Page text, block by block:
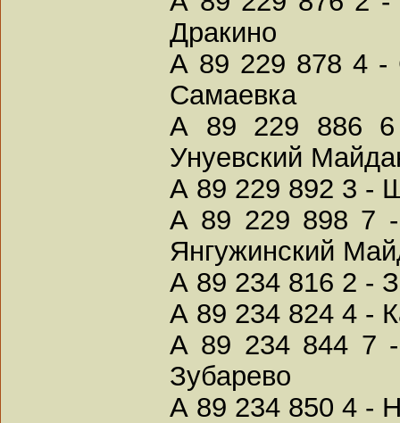
Дракино
А 89 229 878 4 -
Самаевка
А 89 229 886 6
Унуевский
А 89 229 892 3 -
А 89 229 898 7 -
Янгужинский
А 89 234 816 2 -
А 89 234 824 4 -
А 89 234 844 7 -
Зубарево
А 89 234 850 4 -